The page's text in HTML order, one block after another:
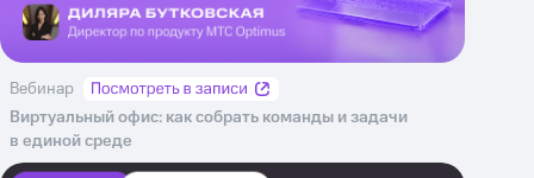
Вебинар
Виртуальный офис: как собрать команды и задачи
в единой среде